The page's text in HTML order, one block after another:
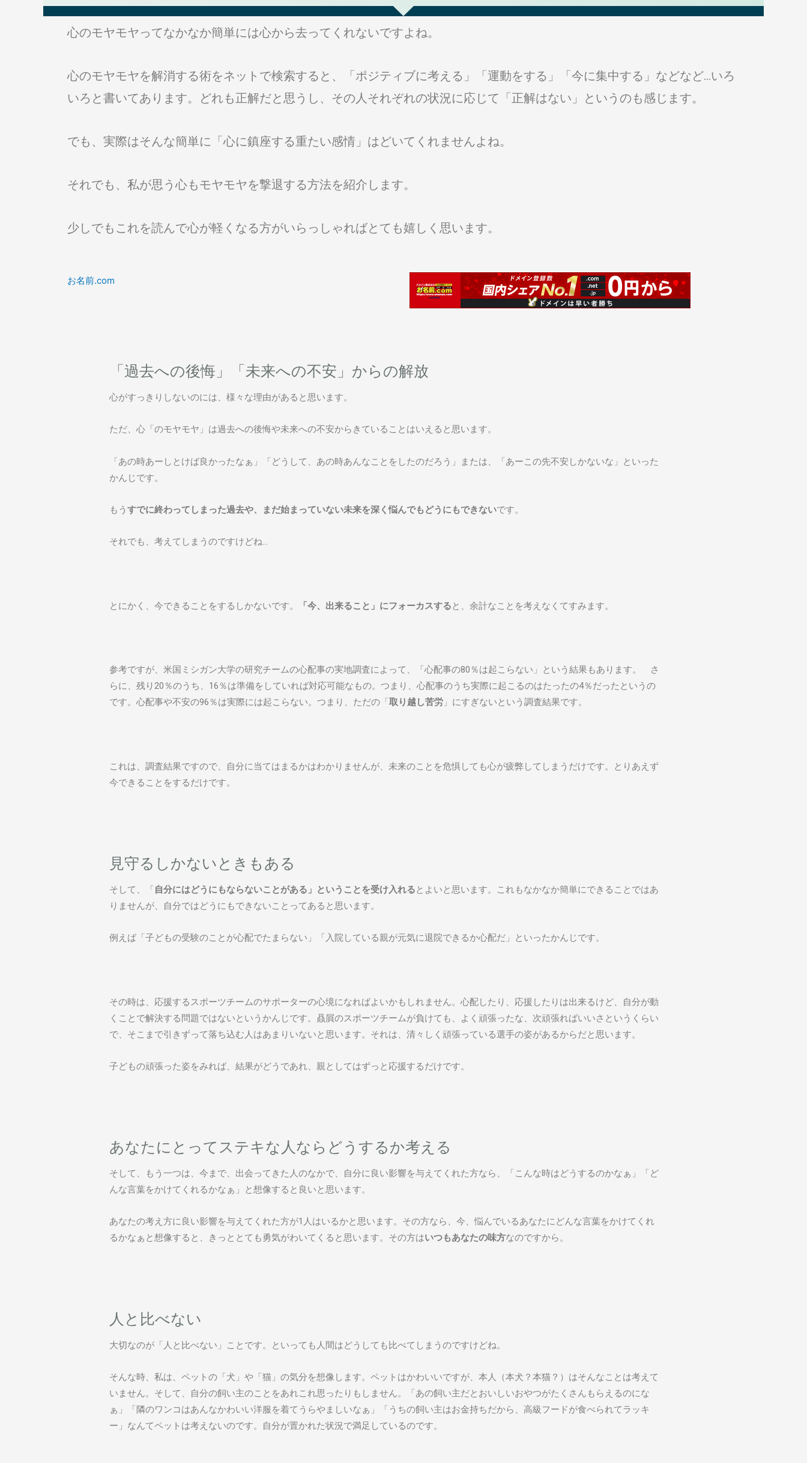
心のモヤモヤってなかなか簡単には心から去ってくれないですよね。
心のモヤモヤを解消する術をネットで検索すると、「ポジティブに考える」「運動をする」「今に集中する」などなど…いろ
いろと書いてあります。どれも正解だと思うし、その人それぞれの状況に応じて「正解はない」というのも感じます。
でも、実際はそんな簡単に「心に鎮座する重たい感情」はどいてくれませんよね。
それでも、私が思う心もモヤモヤを撃退する方法を紹介します。
少しでもこれを読んで心が軽くなる方がいらっしゃればとても嬉しく思います。
お名前.com
「過去への後悔」「未来への不安」からの解放
心がすっきりしないのには、様々な理由があると思います。
ただ、心「のモヤモヤ」は過去への後悔や未来への不安からきていることはいえると思います。
「あの時あーしとけば良かったなぁ」「どうして、あの時あんなことをしたのだろう」または、「あーこの先不安しかないな」といった
かんじです。
もう すでに終わってしまった過去や、まだ始まっていない未来を深く悩んでもどうにもできないです。
それでも、考えてしまうのですけどね…
とにかく、今できることをするしかないです。 「今、出来ること」にフォーカスすると、余計なことを考えなくてすみます。
参考ですが、米国ミシガン大学の研究チームの心配事の実地調査によって、「心配事の80％は起こらない」という結果もあります。 さ
らに、残り20％のうち、16％は準備をしていれば対応可能なもの。つまり、心配事のうち実際に起こるのはたったの4％だったというの
です。心配事や不安の96％は実際には起こらない。つまり、ただの「取り越し苦労 」にすぎないという調査結果です。
これは、調査結果ですので、自分に当てはまるかはわかりませんが、未来のことを危惧しても心が疲弊してしまうだけです。とりあえず
今できることをするだけです。
見守るしかないときもある
そして、「自分にはどうにもならないことがある」ということを受け入れるとよいと思います。これもなかなか簡単にできることではあ
りませんが、自分ではどうにもできないことってあると思います。
例えば「子どもの受験のことが心配でたまらない」「入院している親が元気に退院できるか心配だ」といったかんじです。
その時は、応援するスポーツチームのサポーターの心境になればよいかもしれません。心配したり、応援したりは出来るけど、自分が動
くことで解決する問題ではないというかんじです。贔屓のスポーツチームが負けても、よく頑張ったな、次頑張ればいいさというくらい
で、そこまで引きずって落ち込む人はあまりいないと思います。それは、清々しく頑張っている選手の姿があるからだと思います。
子どもの頑張った姿をみれば、結果がどうであれ、親としてはずっと応援するだけです。
あなたにとってステキな人ならどうするか考える
そして、もう一つは、今まで、出会ってきた人のなかで、自分に良い影響を与えてくれた方なら、「こんな時はどうするのかなぁ」「ど
んな言葉をかけてくれるかなぁ」と想像すると良いと思います。
あなたの考え方に良い影響を与えてくれた方が1人はいるかと思います。その方なら、今、悩んでいるあなたにどんな言葉をかけてくれ
るかなぁと想像すると、きっととても勇気がわいてくると思います。その方はいつもあなたの味方なのですから。
人と比べない
大切なのが「人と比べない」ことです。といっても人間はどうしても比べてしまうのですけどね。
そんな時、私は、ペットの「犬」や「猫」の気分を想像します。ペットはかわいいですが、本人（本犬？本猫？）はそんなことは考えて
いません。そして、自分の飼い主のことをあれこれ思ったりもしません。「あの飼い主だとおいしいおやつがたくさんもらえるのにな
ぁ」「隣のワンコはあんなかわいい洋服を着てうらやましいなぁ」「うちの飼い主はお金持ちだから、高級フードが食べられてラッキ
ー」なんてペットは考えないのです。自分が置かれた状況で満足しているのです。